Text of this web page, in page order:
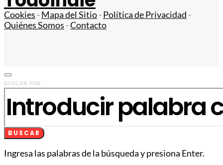
Cookies -Mapa del Sitio-Política de Privacidad -
Quiénes Somos -Contacto
BUSCAR POR:
BUSCAR
Ingresa las palabras de la búsqueda y presiona Enter.